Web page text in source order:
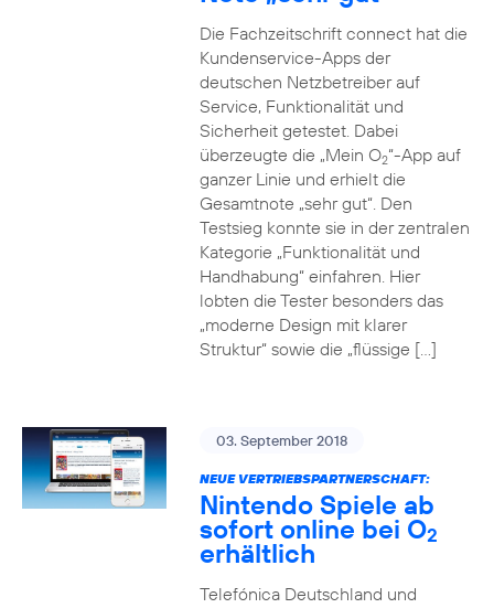
Die Fachzeitschrift connect hat die
Kundenservice-Apps der
deutschen Netzbetreiber auf
Service, Funktionalität und
Sicherheit getestet. Dabei
überzeugte die „Mein O2“-App auf
ganzer Linie und erhielt die
Gesamtnote „sehr gut“. Den
Testsieg konnte sie in der zentralen
Kategorie „Funktionalität und
Handhabung“ einfahren. Hier
lobten die Tester besonders das
„moderne Design mit klarer
Struktur“ sowie die „flüssige […]
03. September 2018
NEUE VERTRIEBSPARTNERSCHAFT:
Nintendo Spiele ab
sofort online bei O2
erhältlich
Telefónica Deutschland und